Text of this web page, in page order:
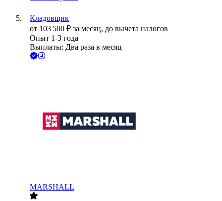
Кладовщик
от 103 500 ₽ за месяц, до вычета налогов
Опыт 1-3 года
Выплаты: Два раза в месяц
MARSHALL